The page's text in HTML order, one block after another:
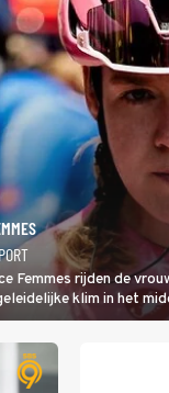
Femmes rijden de
klim in het
Het kan in Nice